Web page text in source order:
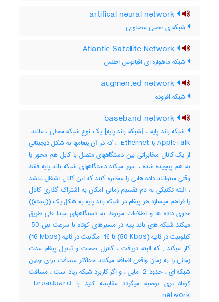
شبکه ی عصبی مصنوعی
شبکه ماهواره ای اقیانوس اطلس
شبکه افزوده
AppleTalk یا ‎ Ethernet ، که در آن پیغامها به شکل دیجیتالی
از یک کانال مخابراتی بین دستگاههای متصل با کابل هم محور یا
به هم پیچیده شده ، عبور میکند دستگاههای شبکه باند پایه فقط
وقتی میتوانند داده هایی را مخابره کنند که این کانال اشغال نباشد
، البته تکنیکی به نام تقسیم زمانی امکان به اشتراک گذاری کانال
را فراهم میسازد هر پیغام در شبکه باند پایه به شکل یک ((بسته))
حاوی داده ها و اطلاعات مربوط به دستگاههای مبدا طی طریق
میکند شبکه های باند پایه در مسیرهای کوتاه با سرعت بین ‎ 50
کیلوبیت در ثانیه (‎50 Kbps) تا ‎ 16 مگابیت در ثانیه (‎16 Mbps)
کار میکند‎ ; که البته دریافت ، کنترل صحت و تبدیل پیغام مدت
زمانی را به زمان واقعی اضافه میکنند حداکثر مسافت برای چنین
شبکه ای ، حدود ‎ 2 مایل ، و اگر کاربرد شبکه زیاد است ، مسافت
کوتاه تری توصیه میگردد مقایسه کنید با ‎ broadband
network